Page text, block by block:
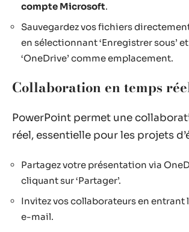
compte Microsoft.
Sauvegardez vos fichiers
en sélectionnant ‘Enregistrer sous’
‘OneDrive’ comme emplacement.
Collaboration en temps
PowerPoint permet une
réel, essentielle pour les projets
Partagez votre présentation via
cliquant sur ‘Partager’.
Invitez vos collaborateurs en entrant
e-mail.